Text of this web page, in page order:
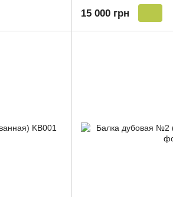
15 000 грн